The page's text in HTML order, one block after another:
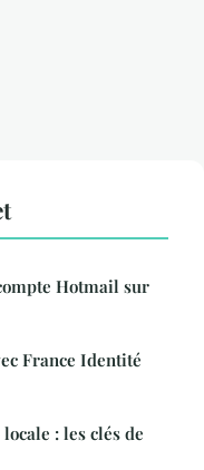
Hotmail sur
France Identité
: les clés de